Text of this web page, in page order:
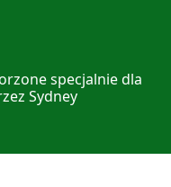
specjalnie dla
Sydney